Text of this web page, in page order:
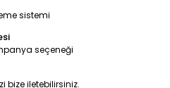
sistemi
seçeneği
bize iletebilirsiniz.